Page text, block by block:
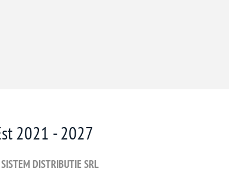
2021 - 2027
SISTEM DISTRIBUTIE SRL